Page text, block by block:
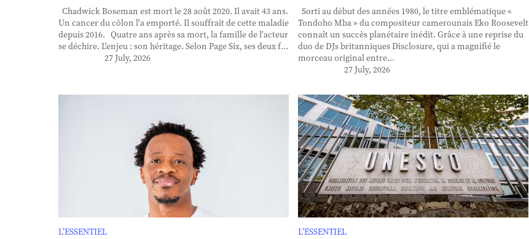
Chadwick Boseman est mort le 28 août 2020. Il avait 43 ans.
Un cancer du côlon l'a emporté. Il souffrait de cette maladie
depuis 2016. Quatre ans après sa mort, la famille de l'acteur
se déchire. L'enjeu : son héritage. Selon Page Six, ses deux f...
27 July, 2026
Sorti au début des années 1980, le titre emblématique «
Tondoho Mba » du compositeur camerounais Eko Roosevelt
connaît un succès planétaire inédit. Grâce à une reprise du
duo de DJs britanniques Disclosure, qui a magnifié le
morceau original entre...
27 July, 2026
L’ESSENTIEL L’ESSENTIEL